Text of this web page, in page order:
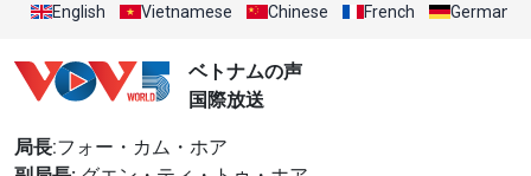
English Vietnamese Chinese French German
ベトナムの声
国際放送
局長:フォー・カム・ホア